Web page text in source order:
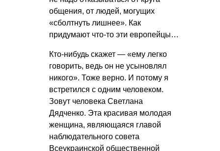
общения, от людей, могущих
«сболтнуть лишнее». Как
придумают что-то эти европейцы…
Кто-нибудь скажет — «ему легко
говорить, ведь он не усыновлял
никого». Тоже верно. И потому я
встретился с одним человеком.
Зовут человека Светлана
Дядченко. Эта красивая молодая
женщина, являющаяся главой
наблюдательного совета
Всеукраинской общественной